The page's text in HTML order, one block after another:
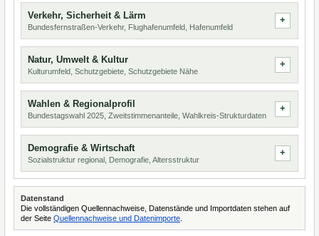
Verkehr, Sicherheit & Lärm
Bundesfernstraßen-Verkehr, Flughafenumfeld, Hafenumfeld
Natur, Umwelt & Kultur
Kulturumfeld, Schutzgebiete, Schutzgebiete Nähe
Wahlen & Regionalprofil
Bundestagswahl 2025, Zweitstimmenanteile, Wahlkreis-Strukturdaten
Demografie & Wirtschaft
Sozialstruktur regional, Demografie, Altersstruktur
Datenstand
Die vollständigen Quellennachweise, Datenstände und Importdaten stehen auf
der Seite Quellennachweise und Datenimporte